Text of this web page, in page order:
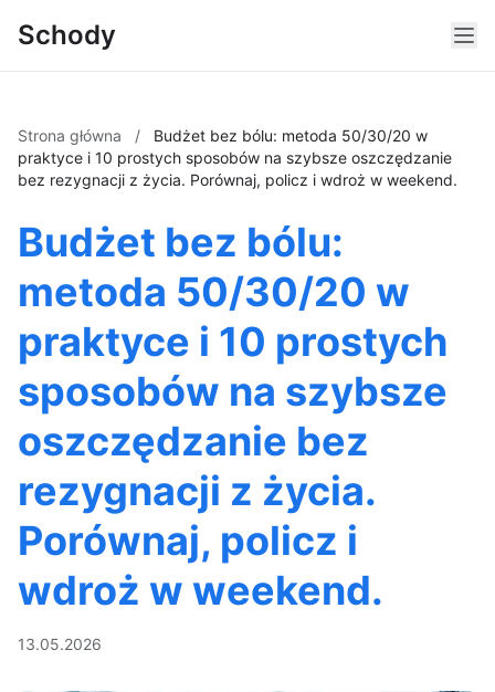
Schody
Strona główna /
Budżet bez bólu: metoda 50/30/20 w
praktyce i 10 prostych sposobów na szybsze oszczędzanie
bez rezygnacji z życia. Porównaj, policz i wdroż w weekend.
Budżet bez bólu:
metoda 50/30/20 w
praktyce i 10 prostych
sposobów na szybsze
oszczędzanie bez
rezygnacji z życia.
Porównaj, policz i
wdroż w weekend.
13.05.2026